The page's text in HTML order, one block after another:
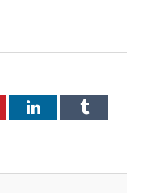
LinkedInTumblr